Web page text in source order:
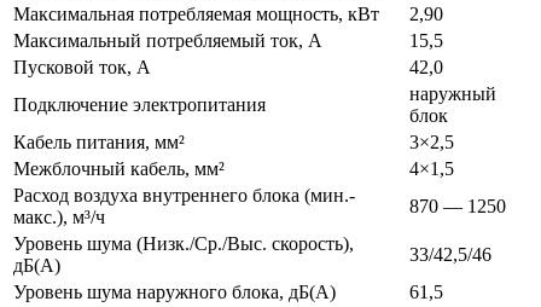
Максимальная потребляемая мощность, кВт
2,90
Максимальный потребляемый ток, А
15,5
Пусковой ток, А
42,0
Подключение электропитания
наружный
блок
Кабель питания, мм²
3×2,5
Межблочный кабель, мм²
4×1,5
Расход воздуха внутреннего блока (мин.-
макс.), м³/ч
870 — 1250
Уровень шума (Низк./Ср./Выс. скорость),
дБ(А)
33/42,5/46
Уровень шума наружного блока, дБ(А)
61,5